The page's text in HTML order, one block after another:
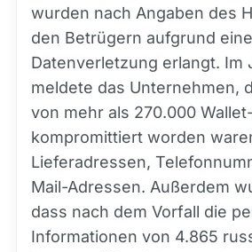
wurden nach Angaben des
den Betrügern aufgrund
Datenverletzung erlangt. Im
meldete das Unternehmen,
von mehr als 270.000
kompromittiert worden
Lieferadressen,
Mail-Adressen. Außerdem
dass nach dem Vorfall die
Informationen von 4.865